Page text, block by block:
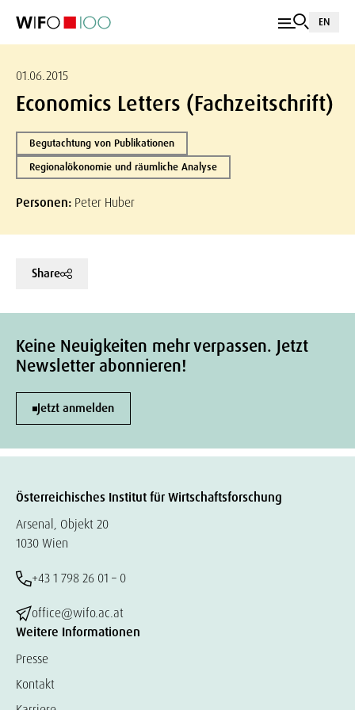
EN
01.06.2015
Economics Letters (Fachzeitschrift)
Begutachtung von Publikationen
Regionalökonomie und räumliche Analyse
Personen: Peter Huber
Share
Keine Neuigkeiten mehr verpassen. Jetzt
Newsletter abonnieren!
Jetzt anmelden
Österreichisches Institut für Wirtschaftsforschung
Arsenal, Objekt 20
1030 Wien
+43 1 798 26 01 – 0
office@wifo.ac.at
Weitere Informationen
Presse
Kontakt